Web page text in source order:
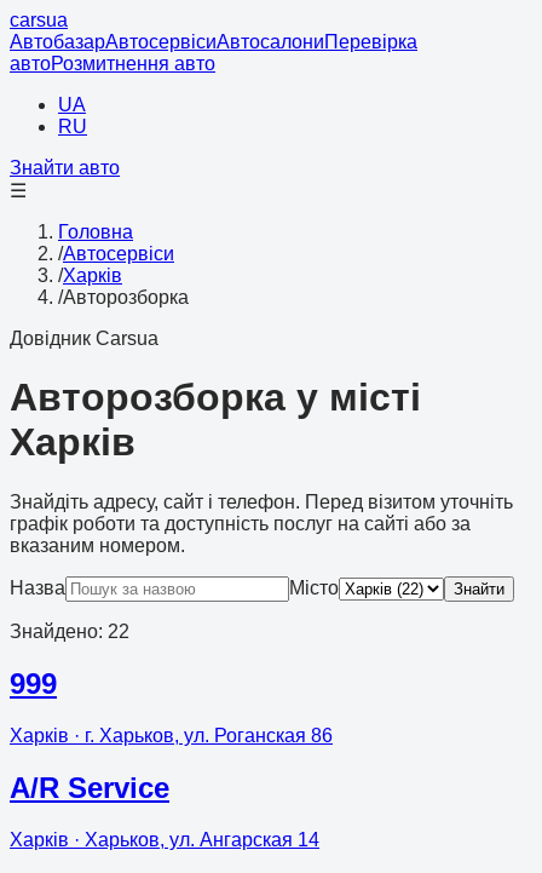
carsua
АвтобазарАвтосервісиАвтосалониПеревірка
автоРозмитнення авто
UA
RU
Знайти авто
☰
Головна
/Автосервіси
/Харків
/Авторозборка
Довідник Carsua
Авторозборка у місті
Харків
Знайдіть адресу, сайт і телефон. Перед візитом уточніть
графік роботи та доступність послуг на сайті або за
вказаним номером.
Назва Місто Знайти
Знайдено: 22
999
Харків · г. Харьков, ул. Роганская 86
A/R Service
Харків · Харьков, ул. Ангарская 14